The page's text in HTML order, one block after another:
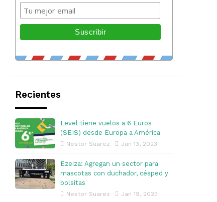
Recientes
Level tiene vuelos a 6 Euros
(SEIS) desde Europa a América
Nestor Suarez Jun 13, 2023
Ezeiza: Agregan un sector para
mascotas con duchador, césped y
bolsitas
Nestor Suarez Jan 19, 2023